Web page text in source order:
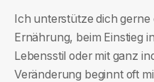
Ich unterstütze dich gerne
Ernährung, beim Einstieg
Lebensstil oder mit ganz
Veränderung beginnt oft